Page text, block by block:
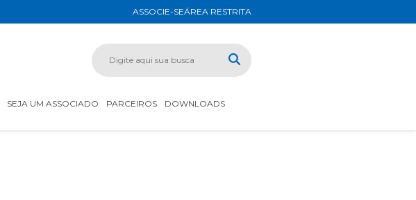
ASSOCIE-SEÁREA RESTRITA
SEJA UM ASSOCIADO PARCEIROS
DOWNLOADS